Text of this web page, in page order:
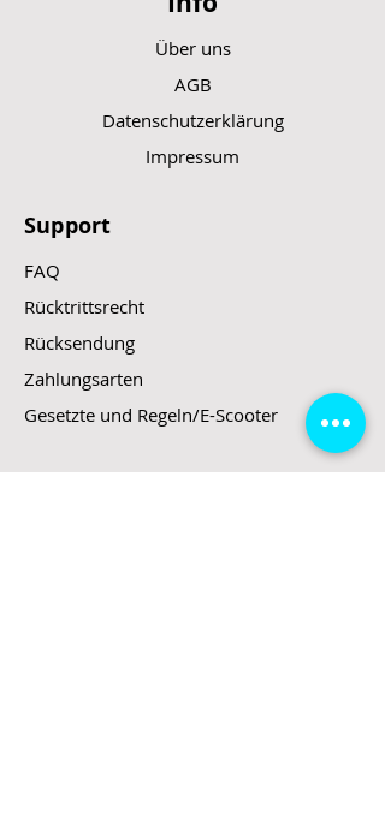
Über uns
AGB
Datenschutzerklärung
Impressum
Support
FAQ
Rücktrittsrecht
Rücksendung
Zahlungsarten
Gesetzte und Regeln/E-Scooter